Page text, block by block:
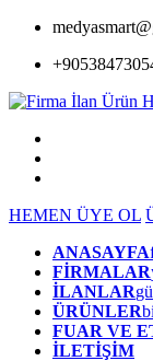
HEMEN ÜYE OL
ANASAYFA
FİRMALAR
İLANLAR
ÜRÜNLER
FUAR VE
İLETİŞİM